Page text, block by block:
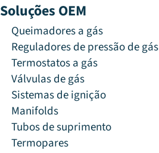
Soluções OEM
Queimadores a gás
Reguladores de pressão de gás
Termostatos a gás
Válvulas de gás
Sistemas de ignição
Manifolds
Tubos de suprimento
Termopares